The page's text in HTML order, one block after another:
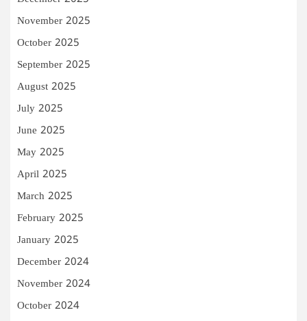
November 2025
October 2025
September 2025
August 2025
July 2025
June 2025
May 2025
April 2025
March 2025
February 2025
January 2025
December 2024
November 2024
October 2024